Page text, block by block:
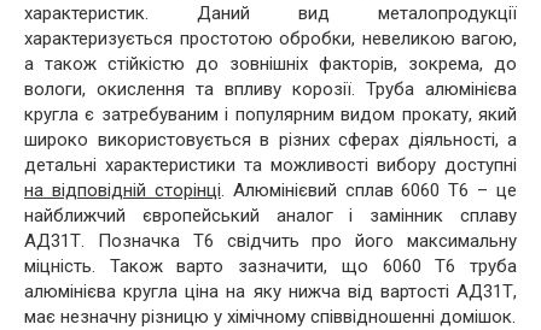
характеристик. Даний вид металопродукції
характеризується простотою обробки, невеликою вагою,
а також стійкістю до зовнішніх факторів, зокрема, до
вологи, окислення та впливу корозії. Труба алюмінієва
кругла є затребуваним і популярним видом прокату, який
широко використовується в різних сферах діяльності, а
детальні характеристики та можливості вибору доступні
на відповідній сторінці. Алюмінієвий сплав 6060 Т6 – це
найближчий європейський аналог і замінник сплаву
АД31Т. Позначка Т6 свідчить про його максимальну
міцність. Також варто зазначити, що 6060 Т6 труба
алюмінієва кругла ціна на яку нижча від вартості АД31Т,
має незначну різницю у хімічному співвідношенні домішок.